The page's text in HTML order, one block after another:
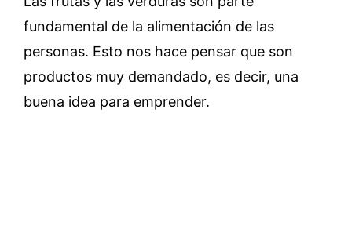
fundamental de la alimentación de las
personas. Esto nos hace pensar que son
productos muy demandado, es decir, una
buena idea para emprender.